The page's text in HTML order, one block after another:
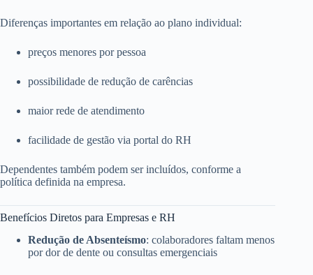
Diferenças importantes em relação ao plano individual:
preços menores por pessoa
possibilidade de redução de carências
maior rede de atendimento
facilidade de gestão via portal do RH
Dependentes também podem ser incluídos, conforme a
política definida na empresa.
Benefícios Diretos para Empresas e RH
Redução de Absenteísmo: colaboradores faltam menos
por dor de dente ou consultas emergenciais